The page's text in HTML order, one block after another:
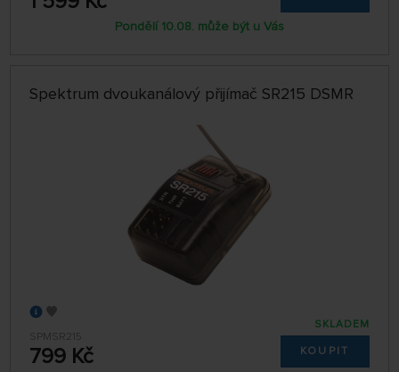
Pondělí 10.08. může být u Vás
Spektrum dvoukanálový přijímač SR215 DSMR
SPMSR215
799 Kč
SKLADEM
KOUPIT